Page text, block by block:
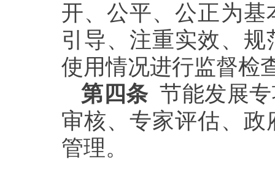
开、公平、公正为
引导、注重实效、
使用情况进行监督检
第四条节能发展专
审核、专家评估、
管理。